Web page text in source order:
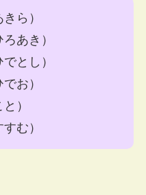
ら）
あき）
とし）
お）
）
む）